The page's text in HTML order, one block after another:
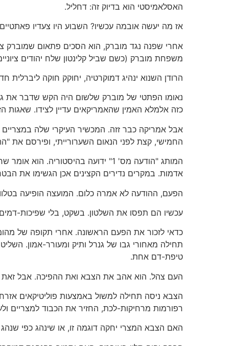
האסלאמיסטי הוא בדיוק זה: דחליל.
אז מה יעשה אובמה עכשיו? השבוע היו צעדיו
אחרי שפנה נגד מוברק, הוא הסכים פתאום שמוברק
משפחת מוברק (כשם שביל קלינטון שלח יהודים
הרודן השנוא ינהיג דמוקרטיה, יחוקק חוקה
נאומו הפתטי של מוברק שלשום היה הקש שדבר את
כזה אלמלא האמין שהאמריקאים עדיין לצידו.
אבל אמריקה כבר זזה. המכשיר העיקרי שלה
החמישי, קצת לפני הנאום השערורייתי, ופירסם את "ההודעה מס' 1", היו התקוות
המותג "הודעה מס' 1" ידועה
אדמות. במקרים נדירים הקצינים אכן הגשימו את
הפעם, ההודעה לא אמרה כלום. המועצה הופיעה
עכשיו הם תפסו את השלטון. בשקט, בלי שפיכות-דמים,
תחילה מאחורי גבו של גנרל ותיק ומעורר-אמון.
טיפת-דם אחת.
העם צהל. הוא אהב את הצבא ואת ההפיכה. אבל זאת
הצבא ניסה תחילה למשול באמצעות פוליטיקאים
רפורמות מרחיקות-לכת, החזיר את הכבוד למצריים
האם הצבא המצרי יחקה דוגמה זו, או שינהג כפי